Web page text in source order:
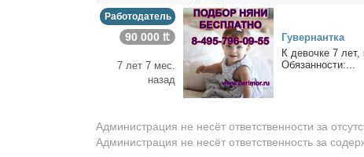
Работодатель
90 000 ₶
7 лет 7 мес.
назад
Гу­вер­нант­ка
К де­воч­ке 7
Обя­зан­но­сти:...
Администрация не несёт ответственности за
Администрация не несёт ответственность за